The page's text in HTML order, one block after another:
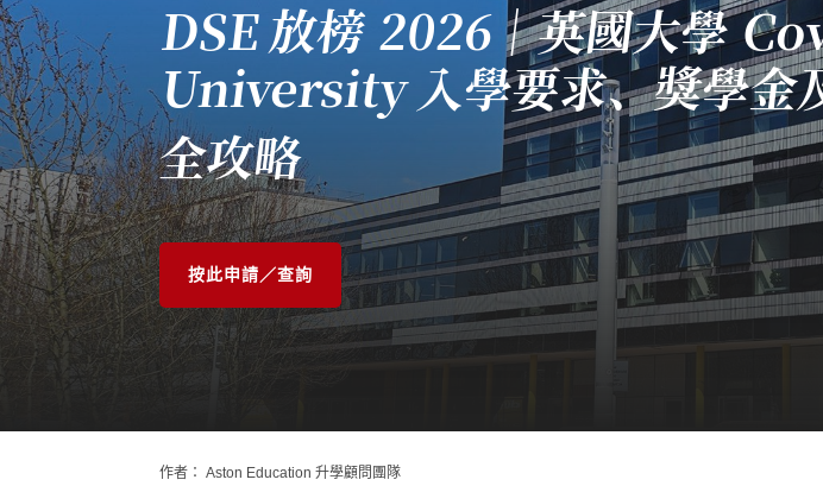
DSE 放榜 2026｜英國大學
University 入學要求、獎學金
全攻略
按此申請／查詢
作者： Aston Education 升學顧問團隊